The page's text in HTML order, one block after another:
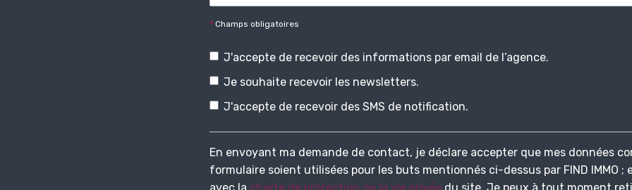
* Champs obligatoires
J'accepte de recevoir des informations par email de l’agence.
Je souhaite recevoir les newsletters.
J'accepte de recevoir des SMS de notification.
En envoyant ma demande de contact, je déclare accepter que mes données
formulaire soient utilisées pour les buts mentionnés ci-dessus par FIND IMMO ;